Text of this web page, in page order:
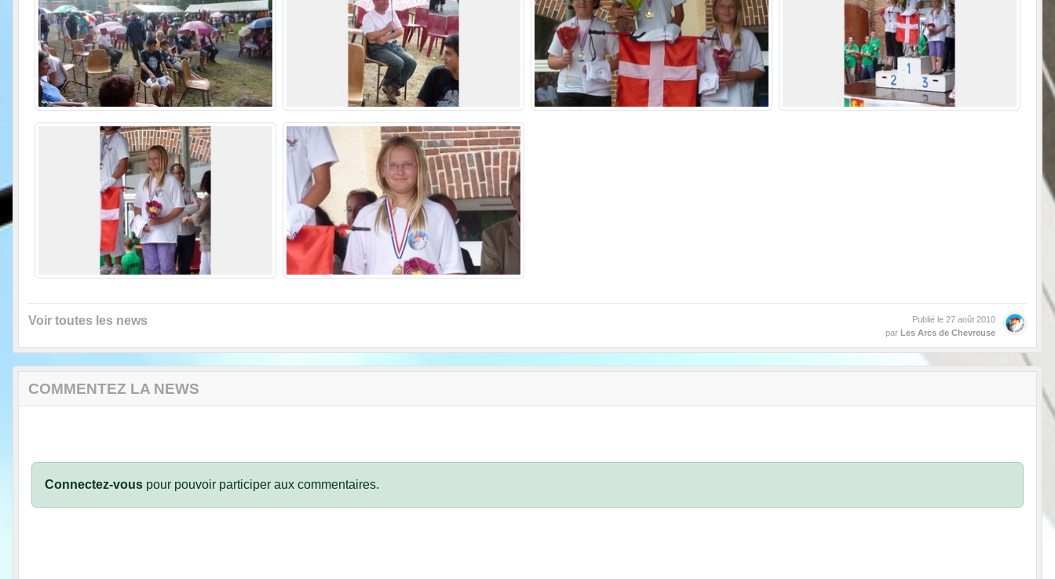
Voir toutes les news Publié le 27 août 2010
par Les Arcs de Chevreuse
COMMENTEZ LA NEWS
Connectez-vous pour pouvoir participer aux commentaires.